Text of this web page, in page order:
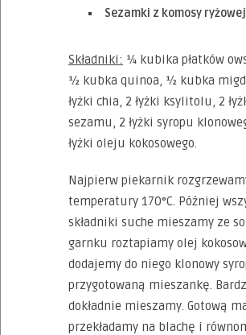
Sezamki z komosy ryżowej
Składniki: ¼ kubika płatków
½ kubka quinoa, ½ kubka
łyżki chia, 2 łyżki ksylitolu, 2
sezamu, 2 łyżki syropu
łyżki oleju kokosowego.
Najpierw piekarnik
temperatury 170°C. Później
składniki suche mieszamy ze
garnku roztapiamy olej
dodajemy do niego klonowy
przygotowaną mieszankę.
dokładnie mieszamy. Gotową
przekładamy na blachę i